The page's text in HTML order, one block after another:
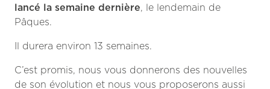
lancé la semaine dernière, le lendemain de
Pâques.
Il durera environ 13 semaines.
C’est promis, nous vous donnerons des nouvelles
de son évolution et nous vous proposerons aussi